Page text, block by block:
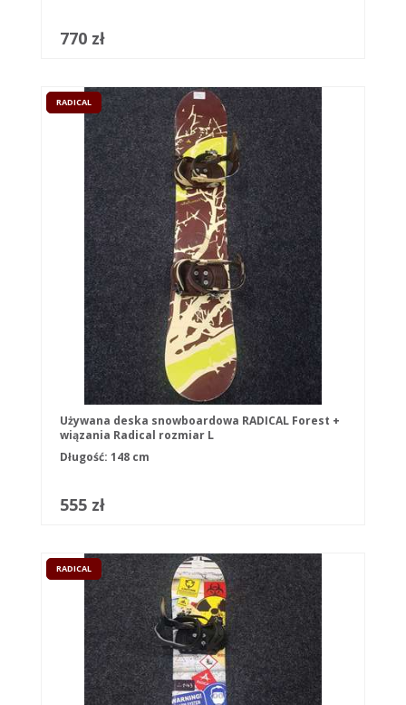
770 zł
RADICAL
Używana deska snowboardowa RADICAL Forest +
wiązania Radical rozmiar L
Długość: 148 cm
555 zł
RADICAL